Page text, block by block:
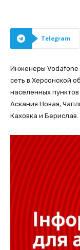
Telegram
Инженеры Vodafone
сеть в Херсонской
населенных
Аскания Новая,
Каховка и Берислав.